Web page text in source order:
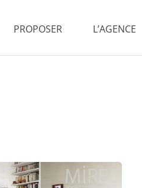
PROPOSER L’AGENCE